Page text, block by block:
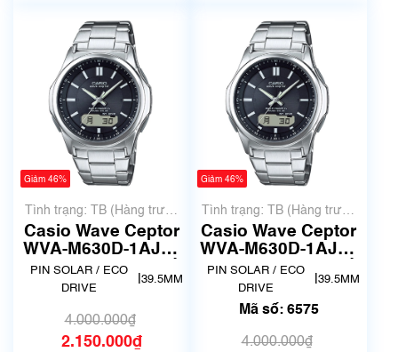
Giảm 46%
Tình trạng: TB (Hàng trưng
bày, thanh lý)
Casio Wave Ceptor
WVA-M630D-1AJF |
size 39mm | Mã số
5713
PIN SOLAR / ECO
DRIVE
39.5MM
4.000.000₫
2.150.000₫
Giảm 46%
Tình trạng: TB (Hàng trưng
bày, thanh lý)
Casio Wave Ceptor
WVA-M630D-1AJF |
size 39mm | Mã số
6575
PIN SOLAR / ECO
DRIVE
39.5MM
Mã số: 6575
4.000.000₫